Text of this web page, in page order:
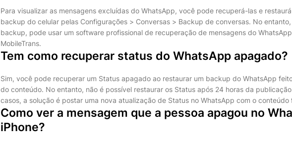
Para visualizar as mensagens excluídas do WhatsApp, você pode recuperá-las e
backup do celular pelas Configurações > Conversas > Backup de conversas. No
backup, pode usar um software profissional de recuperação de mensagens do
MobileTrans.
Tem como recuperar status do WhatsApp apagado?
Sim, você pode recuperar um Status apagado ao restaurar um backup do WhatsApp
do conteúdo. No entanto, não é possível restaurar os Status após 24 horas da
casos, a solução é postar uma nova atualização de Status no WhatsApp com o conteúdo
Como ver a mensagem que a pessoa apagou no
iPhone?